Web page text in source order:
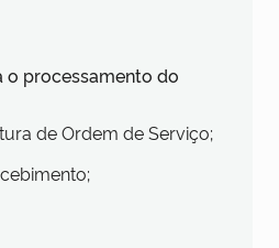
o processamento do
de Ordem de Serviço;